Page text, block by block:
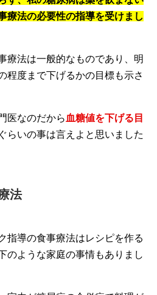
療法の必要性の指導を受けまし
療法は一般的なものであり、明
程度まで下げるかの目標も示さ
医なのだから 血糖値を下げる目
ぐらいの事は言えよと思いました
法
指導の食事療法はレシピを作る
のような家庭の事情もありまし